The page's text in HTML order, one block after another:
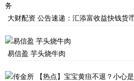
大财配资 公告速递：汇添富收益快钱货
易信盈 芋头烧牛肉